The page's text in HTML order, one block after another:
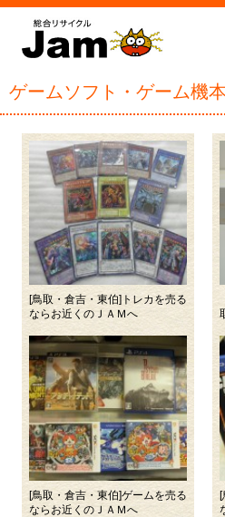
ゲームソフト・ゲーム機
[鳥取・倉吉・東伯]トレカを売る
ならお近くのＪＡＭへ
[鳥取・倉吉・東伯]ゲームを売る
ならお近くのＪＡＭへ
[